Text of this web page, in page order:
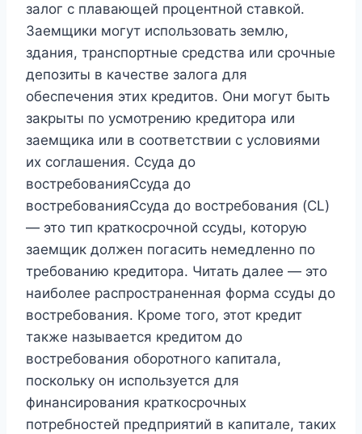
залог с плавающей процентной ставкой.
Заемщики могут использовать землю,
здания, транспортные средства или срочные
депозиты в качестве залога для
обеспечения этих кредитов. Они могут быть
закрыты по усмотрению кредитора или
заемщика или в соответствии с условиями
их соглашения. Ссуда ​​до
востребованияСсуда ​​до
востребованияСсуда ​​до востребования (CL)
— это тип краткосрочной ссуды, которую
заемщик должен погасить немедленно по
требованию кредитора. Читать далее — это
наиболее распространенная форма ссуды до
востребования. Кроме того, этот кредит
также называется кредитом до
востребования оборотного капитала,
поскольку он используется для
финансирования краткосрочных
потребностей предприятий в капитале, таких